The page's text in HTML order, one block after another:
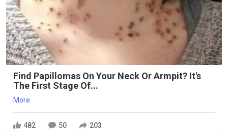
Find Papillomas On Your Neck Or Armpit? It's
The First Stage Of...
More
482 50 203